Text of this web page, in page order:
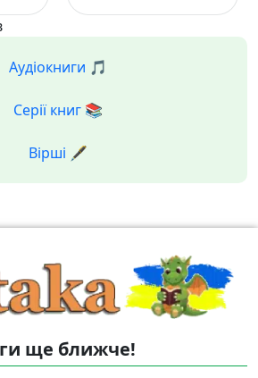
Аудіокниги 🎵
Серії книг 📚
Вірші 🖋️
ще ближче!